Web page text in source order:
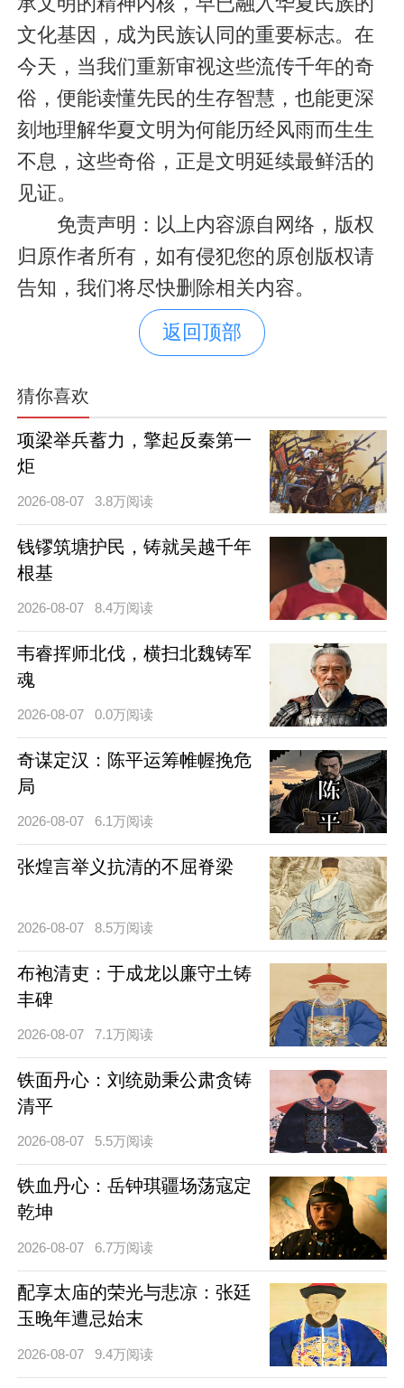
文化基因，成为民族认同的重要标志。在
今天，当我们重新审视这些流传千年的奇
俗，便能读懂先民的生存智慧，也能更深
刻地理解华夏文明为何能历经风雨而生生
不息，这些奇俗，正是文明延续最鲜活的
见证。
免责声明：以上内容源自网络，版权
归原作者所有，如有侵犯您的原创版权请
告知，我们将尽快删除相关内容。
返回顶部
猜你喜欢
项梁举兵蓄力，擎起反秦第一
炬
2026-08-07 3.8万阅读
钱镠筑塘护民，铸就吴越千年
根基
2026-08-07 8.4万阅读
韦睿挥师北伐，横扫北魏铸军
魂
2026-08-07 0.0万阅读
奇谋定汉：陈平运筹帷幄挽危
局
2026-08-07 6.1万阅读
张煌言举义抗清的不屈脊梁
2026-08-07 8.5万阅读
布袍清吏：于成龙以廉守土铸
丰碑
2026-08-07 7.1万阅读
铁面丹心：刘统勋秉公肃贪铸
清平
2026-08-07 5.5万阅读
铁血丹心：岳钟琪疆场荡寇定
乾坤
2026-08-07 6.7万阅读
配享太庙的荣光与悲凉：张廷
玉晚年遭忌始末
2026-08-07 9.4万阅读